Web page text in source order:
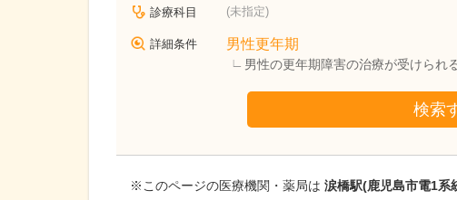
診療科目 (未指定)
詳細条件 男性更年期
男性の更年期障害の治療が受けられ
検索
※このページの医療機関・薬局は 涙橋駅(鹿児島市電1系